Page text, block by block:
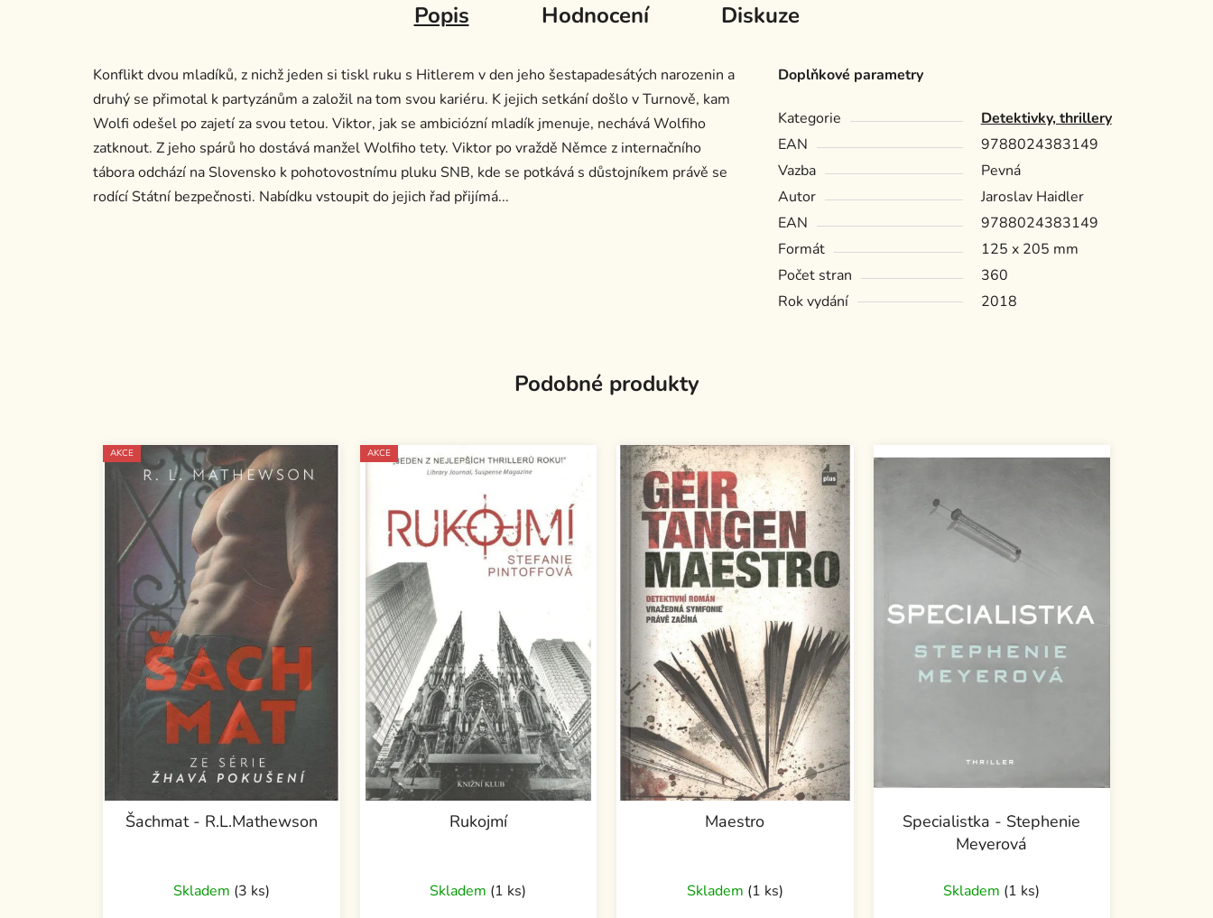
Popis Hodnocení Diskuze
Konflikt dvou mladíků, z nichž jeden si tiskl ruku s Hitlerem v den jeho šestapadesátých narozenin a
druhý se přimotal k partyzánům a založil na tom svou kariéru. K jejich setkání došlo v Turnově, kam
Wolfi odešel po zajetí za svou tetou. Viktor, jak se ambiciózní mladík jmenuje, nechává Wolfiho
zatknout. Z jeho spárů ho dostává manžel Wolfiho tety. Viktor po vraždě Němce z internačního
tábora odchází na Slovensko k pohotovostnímu pluku SNB, kde se potkává s důstojníkem právě se
rodící Státní bezpečnosti. Nabídku vstoupit do jejich řad přijímá...
Doplňkové parametry
Kategorie
Detektivky, thrillery
EAN
9788024383149
Vazba
Pevná
Autor
Jaroslav Haidler
EAN
9788024383149
Formát
125 x 205 mm
Počet stran
360
Rok vydání
2018
Podobné produkty
AKCE
Šachmat - R.L.Mathewson
Skladem (3 ks)
AKCE
Rukojmí
Skladem (1 ks)
Maestro
Skladem (1 ks)
Specialistka - Stephenie
Meyerová
hodnocení
Skladem (1 ks)